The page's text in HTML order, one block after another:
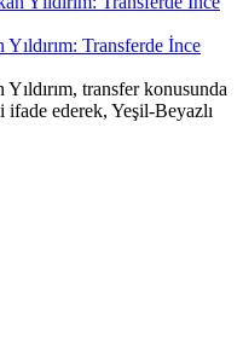
Transferde İnce
transfer konusunda
ederek, Yeşil-Beyazlı